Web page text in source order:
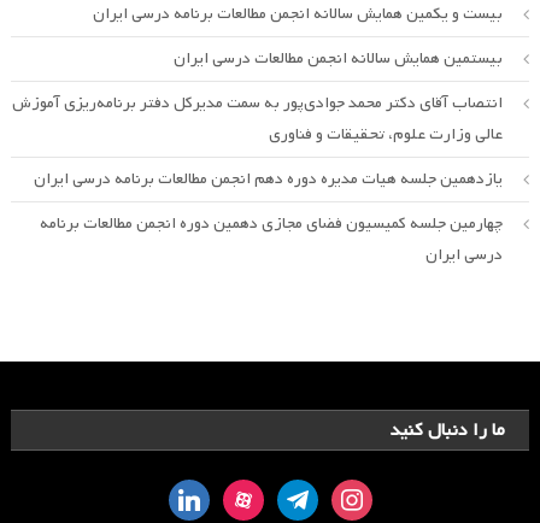
بیست و یکمین همایش سالانه انجمن مطالعات برنامه درسی ایران
بیستمین همایش سالانه انجمن مطالعات درسی ایران
انتصاب آقای دکتر محمد جوادی‌پور به سمت مدیرکل دفتر برنامه‌ریزی آموزش
عالی وزارت علوم، تحقیقات و فناوری
یازدهمین جلسه هیات مدیره دوره دهم انجمن مطالعات برنامه درسی ایران
چهارمین جلسه کمیسیون فضای مجازی دهمین دوره انجمن مطالعات برنامه
درسی ایران
ما را دنبال کنید
instagram
telegram
aparat
linkedin